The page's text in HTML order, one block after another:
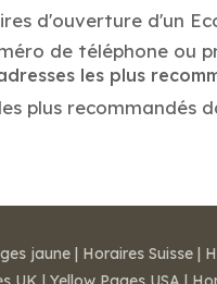
d'ouverture d'un
de téléphone ou
les plus
plus recommandés
jaune | Horaires Suisse |